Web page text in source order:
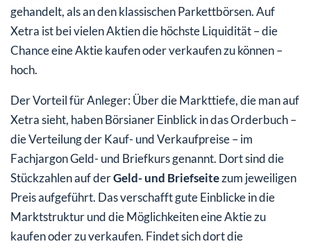
gehandelt, als an den klassischen Parkettbörsen. Auf
Xetra ist bei vielen Aktien die höchste Liquidität – die
Chance eine Aktie kaufen oder verkaufen zu können –
hoch.
Der Vorteil für Anleger: Über die Markttiefe, die man auf
Xetra sieht, haben Börsianer Einblick in das Orderbuch –
die Verteilung der Kauf- und Verkaufpreise – im
Fachjargon Geld- und Briefkurs genannt. Dort sind die
Stückzahlen auf derGeld- und Briefseitezum jeweiligen
Preis aufgeführt. Das verschafft gute Einblicke in die
Marktstruktur und die Möglichkeiten eine Aktie zu
kaufen oder zu verkaufen. Findet sich dort die